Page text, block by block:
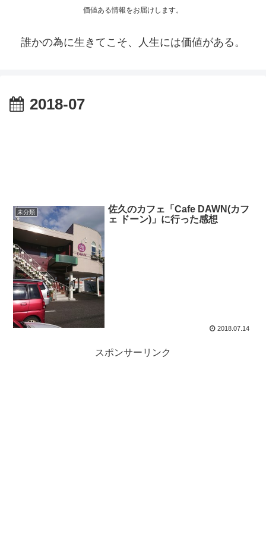
価値ある情報をお届けします。
誰かの為に生きてこそ、人生には価値がある。
2018-07
未分類
佐久のカフェ「Cafe DAWN(カフ
ェ ドーン)」に行った感想
2018.07.14
スポンサーリンク